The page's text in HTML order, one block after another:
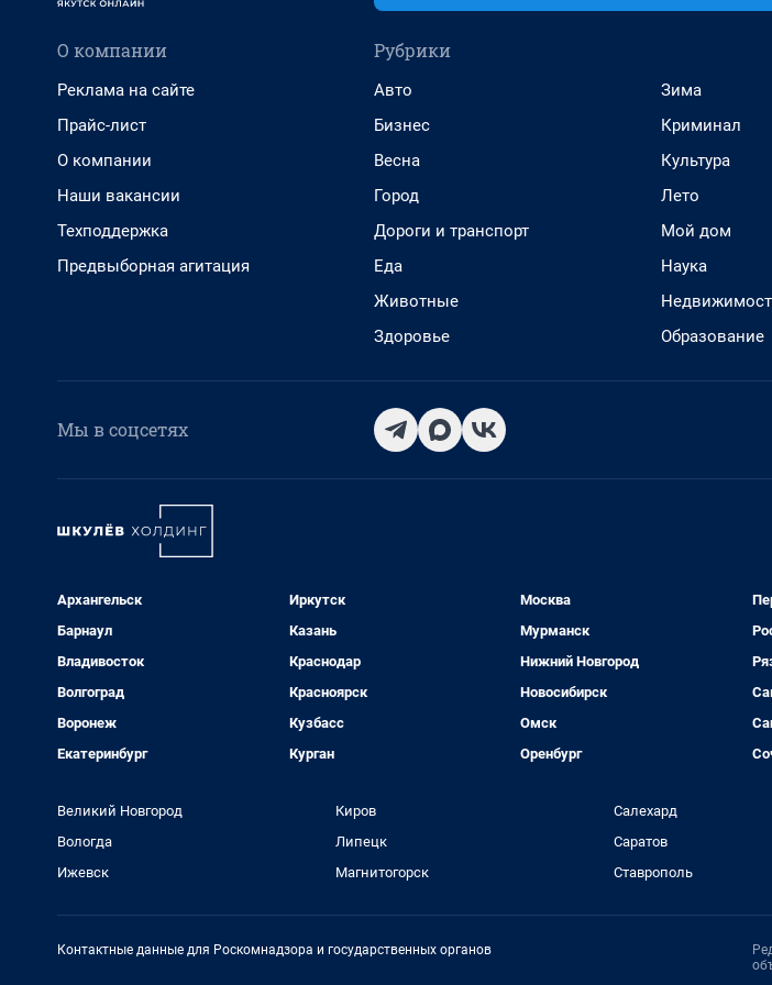
О компании
Реклама на сайте
Прайс-лист
О компании
Наши вакансии
Техподдержка
Предвыборная агитация
Рубрики
Авто
Бизнес
Весна
Город
Дороги и транспорт
Еда
Животные
Здоровье
Зима
Криминал
Культура
Лето
Мой дом
Наука
Образование
Мы в соцсетях
Архангельск
Барнаул
Владивосток
Волгоград
Воронеж
Екатеринбург
Иркутск
Казань
Краснодар
Красноярск
Кузбасс
Курган
Москва
Мурманск
Нижний Новгород
Новосибирск
Омск
Оренбург
Великий Новгород
Вологда
Ижевск
Киров
Липецк
Магнитогорск
Салехард
Саратов
Ставрополь
Контактные данные для Роскомнадзора и государственных органов